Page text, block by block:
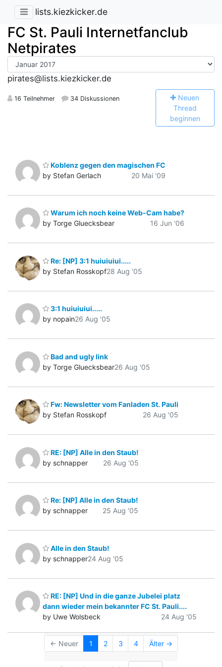
lists.kiezkicker.de
FC St. Pauli Internetfanclub
Netpirates
pirates@lists.kiezkicker.de
16 Teilnehmer 34 Diskussionen Neuen
Thread
beginnen
Koblenz gegen den magischen FC
by Stefan Gerlach
20 Mai '09
Warum ich noch keine Web-Cam habe?
by Torge Gluecksbear
16 Jun '06
Re: [NP] 3:1 huiuiuiui.....
by Stefan Rosskopf28 Aug '05
3:1 huiuiuiui.....
by nopain26 Aug '05
Bad and ugly link
by Torge Gluecksbear26 Aug '05
Fw: Newsletter vom Fanladen St. Pauli
by Stefan Rosskopf
26 Aug '05
RE: [NP] Alle in den Staub!
by schnapper
26 Aug '05
Re: [NP] Alle in den Staub!
by schnapper
25 Aug '05
Alle in den Staub!
by schnapper24 Aug '05
RE: [NP] Und in die ganze Jubelei platz
dann wieder mein bekannter FC St. Pauli....
by Uwe Wolsbeck
24 Aug '05
← Neuer 1 2 3 4 Älter →